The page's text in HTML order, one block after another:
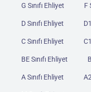
G Sınıfı Ehliyet F
D Sınıfı Ehliyet
C Sınıfı Ehliyet
BE Sınıfı Ehliyet
A Sınıfı Ehliyet